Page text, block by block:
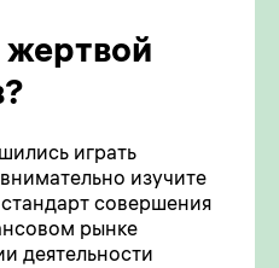
жертвой
играть
изучите
совершения
рынке
деятельности